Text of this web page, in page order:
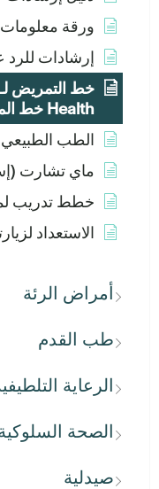
ورقة
إرشادات للرد
Health خط الممرضات)
الطب الطبيعي
ماي تشارت
خطط تدريب لمدة 6
الاستعداد
أمراض الرئة
طب القدم
الرعاية
الصحة
صيدلية